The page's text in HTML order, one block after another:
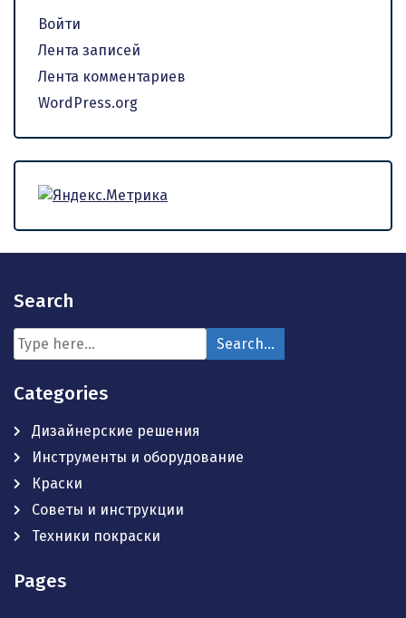
Войти
Лента записей
Лента комментариев
WordPress.org
Search
Categories
Дизайнерские решения
Инструменты и оборудование
Краски
Советы и инструкции
Техники покраски
Pages